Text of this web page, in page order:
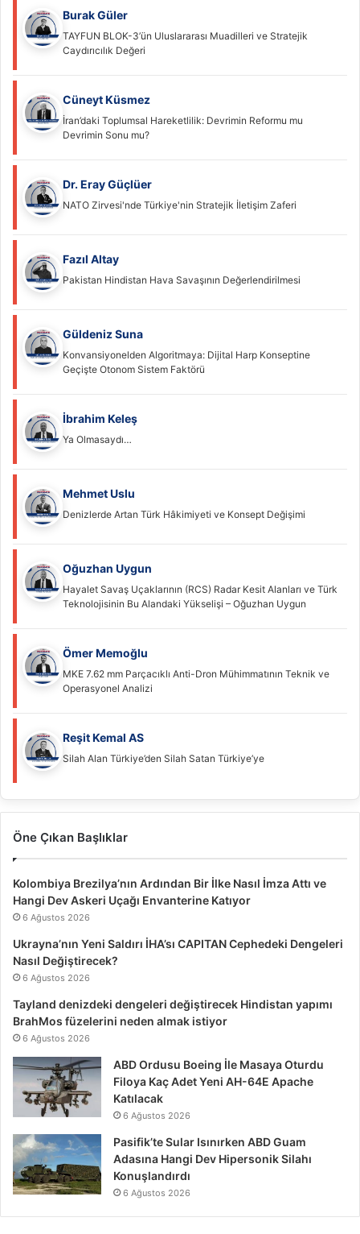
Burak Güler
TAYFUN BLOK-3’ün Uluslararası Muadilleri ve Stratejik
Caydırıcılık Değeri
Cüneyt Küsmez
İran’daki Toplumsal Hareketlilik: Devrimin Reformu mu
Devrimin Sonu mu?
Dr. Eray Güçlüer
NATO Zirvesi'nde Türkiye'nin Stratejik İletişim Zaferi
Fazıl Altay
Pakistan Hindistan Hava Savaşının Değerlendirilmesi
Güldeniz Suna
Konvansiyonelden Algoritmaya: Dijital Harp Konseptine
Geçişte Otonom Sistem Faktörü
İbrahim Keleş
Ya Olmasaydı…
Mehmet Uslu
Denizlerde Artan Türk Hâkimiyeti ve Konsept Değişimi
Oğuzhan Uygun
Hayalet Savaş Uçaklarının (RCS) Radar Kesit Alanları ve Türk
Teknolojisinin Bu Alandaki Yükselişi – Oğuzhan Uygun
Ömer Memoğlu
MKE 7.62 mm Parçacıklı Anti-Dron Mühimmatının Teknik ve
Operasyonel Analizi
Reşit Kemal AS
Silah Alan Türkiye’den Silah Satan Türkiye’ye
Öne Çıkan Başlıklar
Kolombiya Brezilya’nın Ardından Bir İlke Nasıl İmza Attı ve
Hangi Dev Askeri Uçağı Envanterine Katıyor
6 Ağustos 2026
Ukrayna’nın Yeni Saldırı İHA’sı CAPITAN Cephedeki Dengeleri
Nasıl Değiştirecek?
6 Ağustos 2026
Tayland denizdeki dengeleri değiştirecek Hindistan yapımı
BrahMos füzelerini neden almak istiyor
6 Ağustos 2026
ABD Ordusu Boeing İle Masaya Oturdu
Filoya Kaç Adet Yeni AH-64E Apache
Katılacak
6 Ağustos 2026
Pasifik’te Sular Isınırken ABD Guam
Adasına Hangi Dev Hipersonik Silahı
Konuşlandırdı
6 Ağustos 2026